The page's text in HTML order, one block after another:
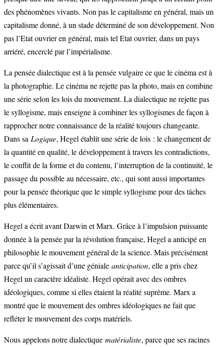
des phénomènes vivants. Non pas le capitalisme en général, mais un
capitalisme donné, à un stade déterminé de son développement. Non
pas l’Etat ouvrier en général, mais tel Etat ouvrier, dans un pays
arriéré, encerclé par l’impérialisme.
La pensée dialectique est à la pensée vulgaire ce que le cinéma est à
la photographie. Le cinéma ne rejette pas la photo, mais en combine
une série selon les lois du mouvement. La dialectique ne rejette pas
le syllogisme, mais enseigne à combiner les syllogismes de façon à
rapprocher notre connaissance de la réalité toujours changeante.
Dans sa Logique, Hegel établit une série de lois : le changement de
la quantité en qualité, le développement à travers les contradictions,
le conflit de la forme et du contenu, l’interruption de la continuité, le
passage du possible au nécessaire, etc., qui sont aussi importantes
pour la pensée théorique que le simple syllogisme pour des tâches
plus élémentaires.
Hegel a écrit avant Darwin et Marx. Grâce à l’impulsion puissante
donnée à la pensée par la révolution française, Hegel a anticipé en
philosophie le mouvement général de la science. Mais précisément
parce qu’il s’agissait d’une géniale anticipation, elle a pris chez
Hegel un caractère idéaliste. Hegel opérait avec des ombres
idéologiques, comme si elles étaient la réalité suprême. Marx a
montré que le mouvement des ombres idéologiques ne fait que
refléter le mouvement des corps matériels.
Nous appelons notre dialectique matérialiste, parce que ses racines